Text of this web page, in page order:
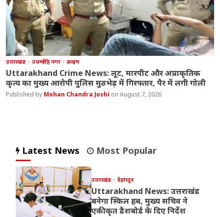
उत्तराखंड उधमसिंह नगर क्राइम
Uttarakhand Crime News: लूट, मारपीट और अप्राकृतिक
कृत्य का मुख्य आरोपी पुलिस मुठभेड़ में गिरफ्तार, पैर में लगी गोली
Mohan Chandra Joshi August 7, 2026
Latest News Most Popular
उत्तराखंड देहरादून
Uttarakhand News: उत्तराखंड
बनेगा स्किल हब, मुख्य सचिव ने
एकीकृत डैशबोर्ड के दिए निर्देश